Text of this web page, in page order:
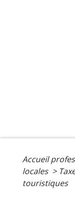
Accueil
locales >
touristiques